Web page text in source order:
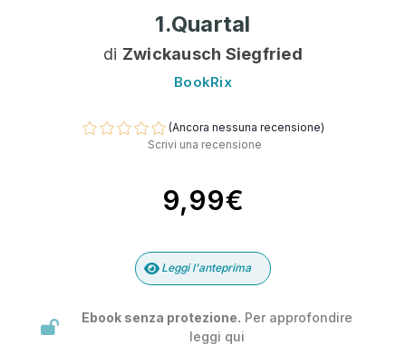
1.Quartal
di Zwickausch Siegfried
BookRix
(Ancora nessuna recensione)
Scrivi una recensione
9,99€
Leggi l'anteprima
Ebook senza protezione. Per approfondire
leggi qui